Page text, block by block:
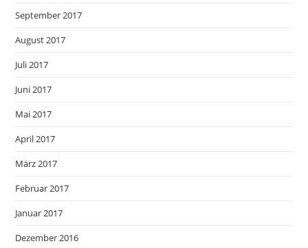
September 2017
August 2017
Juli 2017
Juni 2017
Mai 2017
April 2017
März 2017
Februar 2017
Januar 2017
Dezember 2016